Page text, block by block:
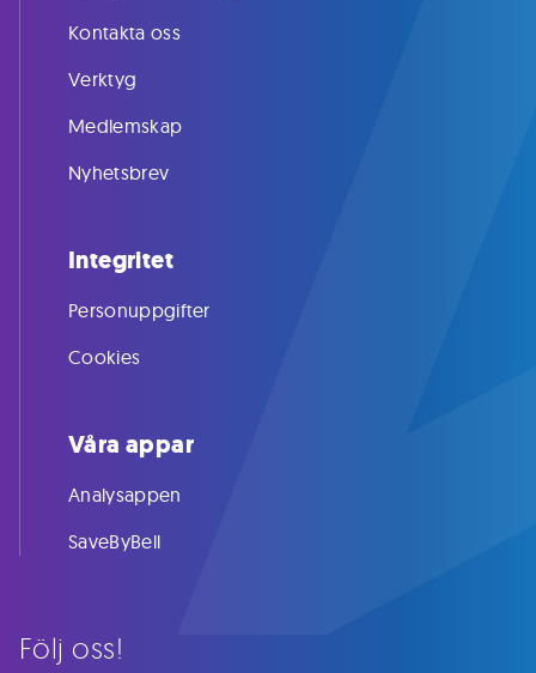
Följ oss!
Kontakta oss
Verktyg
Medlemskap
Nyhetsbrev
Integritet
Personuppgifter
Cookies
Våra appar
Analysappen
SaveByBell